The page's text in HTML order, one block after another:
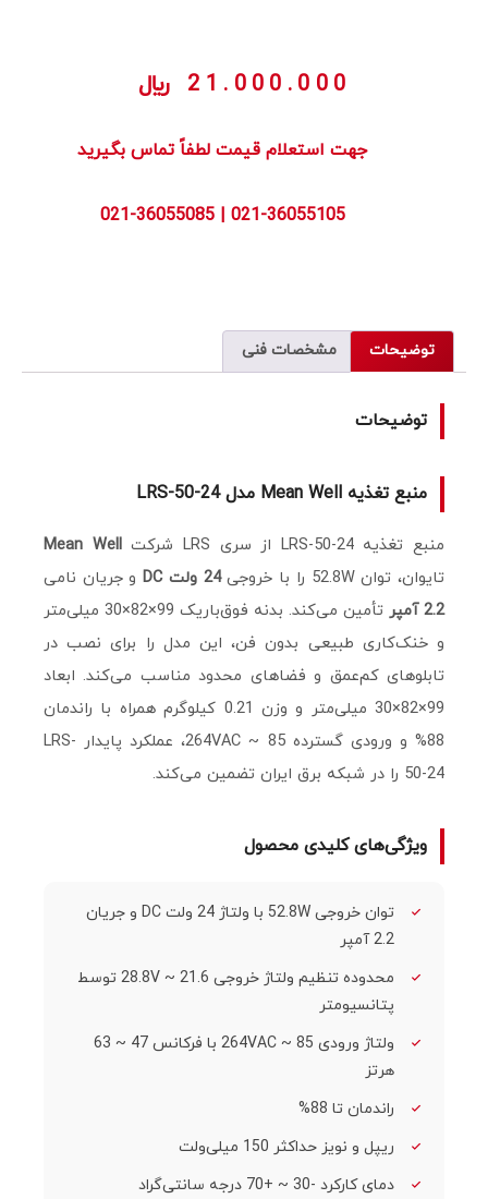
21.000.000 ﷼
        021-36055105 | 021-36055085
توضیحات مشخصات فنی
توضیحات
منبع تغذیه Mean Well مدل LRS-50-24
منبع تغذیه LRS-50-24 از سری LRS شرکت
Mean Well
تایوان، توان 52.8W را با خروجی
24 ولت DC
و جریان نامی
2.2 آمپر
تأمین می‌کند. بدنه فوق‌باریک 99×82×30 میلی‌متر
و خنک‌کاری طبیعی بدون فن، این مدل را برای نصب در
تابلوهای کم‌عمق و فضاهای محدود مناسب می‌کند. ابعاد
99×82×30 میلی‌متر و وزن 0.21 کیلوگرم همراه با راندمان
88% و ورودی گسترده 85 ~ 264VAC، عملکرد پایدار LRS-
50-24 را در شبکه برق ایران تضمین می‌کند.
ویژگی‌های کلیدی محصول
توان خروجی 52.8W با ولتاژ 24 ولت DC و جریان
2.2 آمپر
محدوده تنظیم ولتاژ خروجی 21.6 ~ 28.8V توسط
پتانسیومتر
ولتاژ ورودی 85 ~ 264VAC با فرکانس 47 ~ 63
هرتز
راندمان تا 88%
ریپل و نویز حداکثر 150 میلی‌ولت
دمای کارکرد -30 ~ +70 درجه سانتی‌گراد